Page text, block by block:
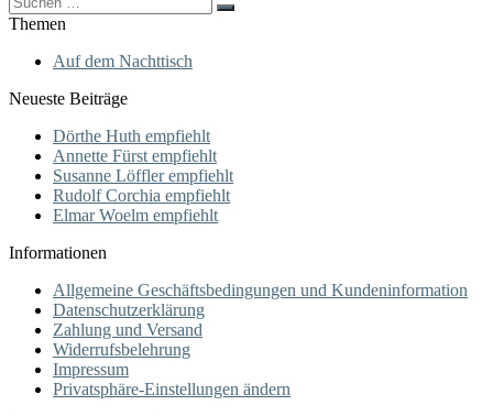
for:
Themen
Auf dem Nachttisch
Neueste Beiträge
Dörthe Huth empfiehlt
Annette Fürst empfiehlt
Susanne Löffler empfiehlt
Rudolf Corchia empfiehlt
Elmar Woelm empfiehlt
Informationen
Allgemeine Geschäftsbedingungen und Kundeninformation
Datenschutzerklärung
Zahlung und Versand
Widerrufsbelehrung
Impressum
Privatsphäre-Einstellungen ändern